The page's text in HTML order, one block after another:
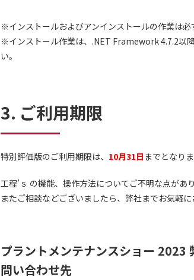
※インストールおよびアンインストールの作業は必
※インストール作業は、.NET Framework 4.7.2以
い。
3. ご利用期限
特別評価版のご利用期限は、 10月31日 までとなりま
工程’ｓ の機能、操作方法についてご不明な点があ
またご相談などございましたら、弊社までお気軽に
プラントメンテナンスショー 2023
問い合わせ先